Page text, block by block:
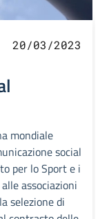
20/03/2023
mondiale
social
per lo Sport e i
associazioni
selezione di